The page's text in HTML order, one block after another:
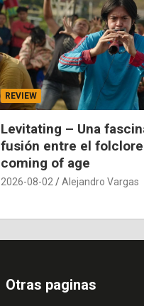
REVIEW
Levitating – Una
fusión entre el
coming of age
2026-08-02 Alejandro Vargas
Otras paginas